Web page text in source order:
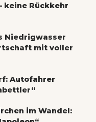
keine Rückkehr
Niedrigwasser
mit voller
Autofahrer
im Wandel: